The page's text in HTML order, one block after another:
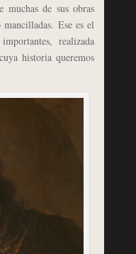
muchas de sus obras
Ese es el
realizada
historia queremos